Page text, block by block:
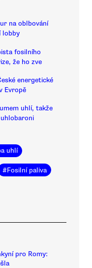
na oblbování
lobby
fosilního
že ho zve
energetické
Evropě
uhlí, takže
uhlí
#Fosilní paliva
pro Romy: